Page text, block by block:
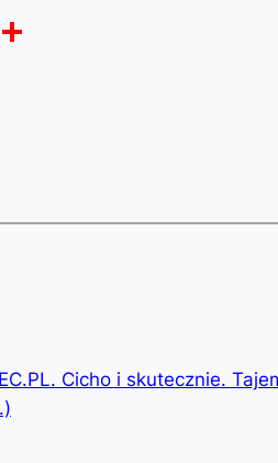
Copy
Cicho i skutecznie.